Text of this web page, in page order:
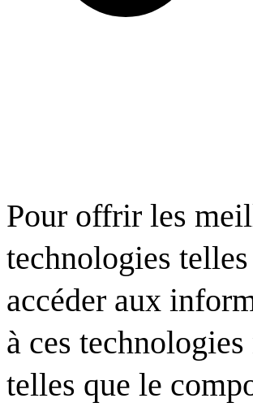
Pour offrir les
technologies
accéder aux
à ces
telles que le